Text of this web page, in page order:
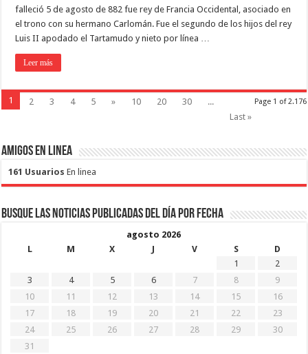
falleció 5 de agosto de 882 fue rey de Francia Occidental, asociado en
el trono con su hermano Carlomán. Fue el segundo de los hijos del rey
Luis II apodado el Tartamudo y nieto por línea …
Leer más
Page 1 of 2.176
1 2 3 4 5 » 10 20 30
...
Last »
Amigos en Linea
161 Usuarios En linea
Busque las noticias publicadas del día por fecha
agosto 2026
L
M X J V S
D
1
2
3
4 5 6 7 8
9
10
11 12 13 14 15
16
17
18 19 20 21 22
23
24
25 26 27 28 29
30
31